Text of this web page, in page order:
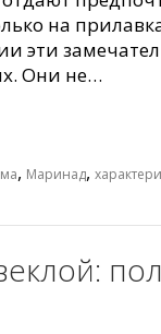
на
эти
Они не…
, Маринад,